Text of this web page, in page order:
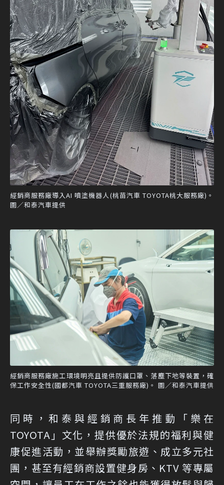
經銷商服務廠導入AI 噴塗機器人(桃苗汽車 TOYOTA桃大服務廠)。
圖／和泰汽車提供
經銷商服務廠施工環境明亮且提供防護口罩、落塵下地等裝置，確
保工作安全性(國都汽車 TOYOTA三重服務廠)。 圖／和泰汽車提供
同時，和泰與經銷商長年推動「樂在
TOYOTA」文化，提供優於法規的福利與健
康促進活動，並舉辦獎勵旅遊、成立多元社
團，甚至有經銷商設置健身房、KTV 等專屬